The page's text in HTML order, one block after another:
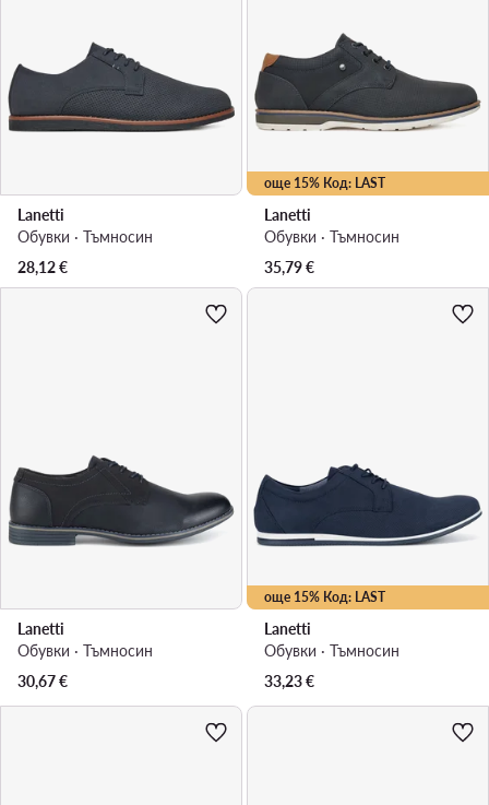
Lanetti
Обувки · Тъмносин
28,12€
още 15% Код: LAST
Lanetti
Обувки · Тъмносин
35,79€
Lanetti
Обувки · Тъмносин
30,67€
още 15% Код: LAST
Lanetti
Обувки · Тъмносин
33,23€